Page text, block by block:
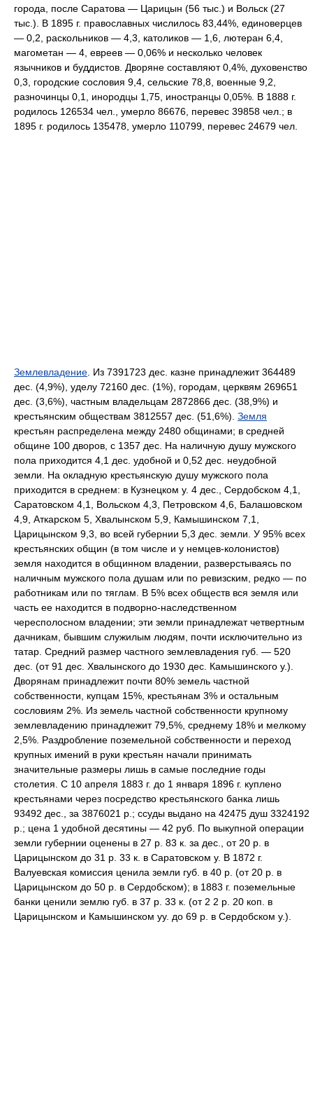
города, после Саратова — Царицын (56 тыс.) и Вольск (27
тыс.). В 1895 г. православных числилось 83,44%, единоверцев
— 0,2, раскольников — 4,3, католиков — 1,6, лютеран 6,4,
магометан — 4, евреев — 0,06% и несколько человек
язычников и буддистов. Дворяне составляют 0,4%, духовенство
0,3, городские сословия 9,4, сельские 78,8, военные 9,2,
разночинцы 0,1, инородцы 1,75, иностранцы 0,05%. В 1888 г.
родилось 126534 чел., умерло 86676, перевес 39858 чел.; в
1895 г. родилось 135478, умерло 110799, перевес 24679 чел.
Землевладение . Из 7391723 дес. казне принадлежит 364489
дес. (4,9%), уделу 72160 дес. (1%), городам, церквям 269651
дес. (3,6%), частным владельцам 2872866 дес. (38,9%) и
крестьянским обществам 3812557 дес. (51,6%). Земля
крестьян распределена между 2480 общинами; в средней
общине 100 дворов, с 1357 дес. На наличную душу мужского
пола приходится 4,1 дес. удобной и 0,52 дес. неудобной
земли. На окладную крестьянскую душу мужского пола
приходится в среднем: в Кузнецком у. 4 дес., Сердобском 4,1,
Саратовском 4,1, Вольском 4,3, Петровском 4,6, Балашовском
4,9, Аткарском 5, Хвалынском 5,9, Камышинском 7,1,
Царицынском 9,3, во всей губернии 5,3 дес. земли. У 95% всех
крестьянских общин (в том числе и у немцев-колонистов)
земля находится в общинном владении, разверстываясь по
наличным мужского пола душам или по ревизским, редко — по
работникам или по тяглам. В 5% всех обществ вся земля или
часть ее находится в подворно-наследственном
чересполосном владении; эти земли принадлежат четвертным
дачникам, бывшим служилым людям, почти исключительно из
татар. Средний размер частного землевладения губ. — 520
дес. (от 91 дес. Хвалынского до 1930 дес. Камышинского у.).
Дворянам принадлежит почти 80% земель частной
собственности, купцам 15%, крестьянам 3% и остальным
сословиям 2%. Из земель частной собственности крупному
землевладению принадлежит 79,5%, среднему 18% и мелкому
2,5%. Раздробление поземельной собственности и переход
крупных имений в руки крестьян начали принимать
значительные размеры лишь в самые последние годы
столетия. С 10 апреля 1883 г. до 1 января 1896 г. куплено
крестьянами через посредство крестьянского банка лишь
93492 дес., за 3876021 р.; ссуды выдано на 42475 душ 3324192
р.; цена 1 удобной десятины — 42 руб. По выкупной операции
земли губернии оценены в 27 р. 83 к. за дес., от 20 р. в
Царицынском до 31 р. 33 к. в Capaтовском у. В 1872 г.
Валуевская комиссия ценила земли губ. в 40 р. (от 20 р. в
Царицынском до 50 р. в Сердобском); в 1883 г. поземельные
банки ценили землю губ. в 37 р. 33 к. (от 2 2 р. 20 коп. в
Царицынском и Камышинском уу. до 69 р. в Сердобском у.).